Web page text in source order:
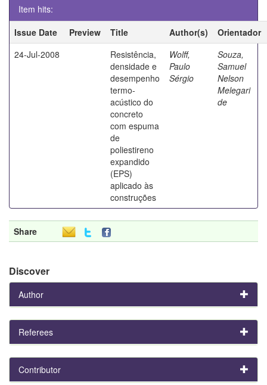
Item hits:
Issue Date
Preview Title Author(s)
Orientador
24-Jul-2008
Resistência,
densidade e
desempenho
termo-
acústico do
concreto
com espuma
de
poliestireno
expandido
(EPS)
aplicado às
construções
Wolff,
Paulo
Sérgio
Souza,
Samuel
Nelson
Melegari
de
Share
Discover
Author
Referees
Contributor